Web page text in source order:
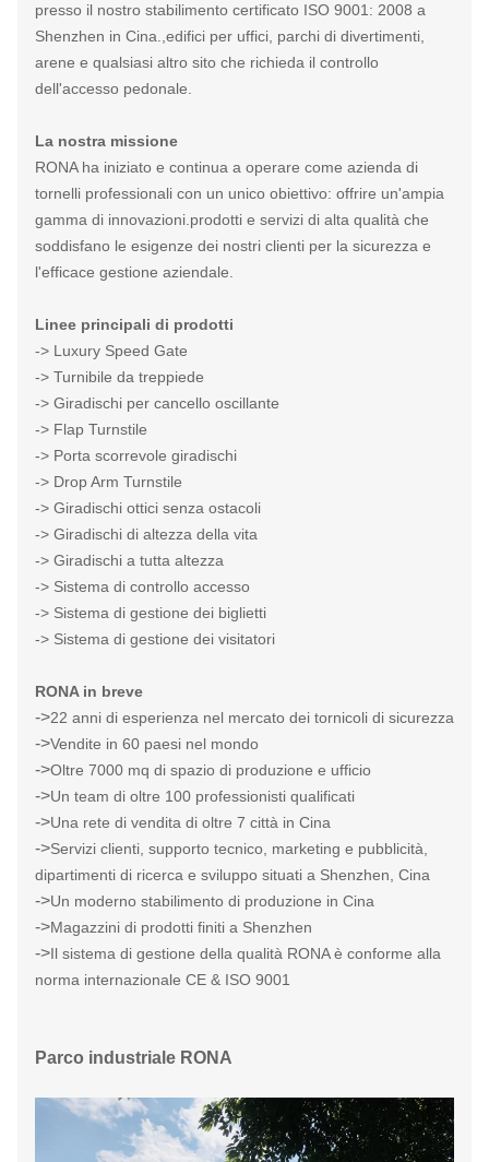
presso il nostro stabilimento certificato ISO 9001: 2008 a
Shenzhen in Cina.,edifici per uffici, parchi di divertimenti,
arene e qualsiasi altro sito che richieda il controllo
dell'accesso pedonale.
La nostra missione
RONA ha iniziato e continua a operare come azienda di
tornelli professionali con un unico obiettivo: offrire un'ampia
gamma di innovazioni.prodotti e servizi di alta qualità che
soddisfano le esigenze dei nostri clienti per la sicurezza e
l'efficace gestione aziendale.
Linee principali di prodotti
-> Luxury Speed Gate
-> Turnibile da treppiede
-> Giradischi per cancello oscillante
-> Flap Turnstile
-> Porta scorrevole giradischi
-> Drop Arm Turnstile
-> Giradischi ottici senza ostacoli
-> Giradischi di altezza della vita
-> Giradischi a tutta altezza
-> Sistema di controllo accesso
-> Sistema di gestione dei biglietti
-> Sistema di gestione dei visitatori
RONA in breve
->22 anni di esperienza nel mercato dei tornicoli di sicurezza
->Vendite in 60 paesi nel mondo
->Oltre 7000 mq di spazio di produzione e ufficio
->Un team di oltre 100 professionisti qualificati
->Una rete di vendita di oltre 7 città in Cina
->Servizi clienti, supporto tecnico, marketing e pubblicità,
dipartimenti di ricerca e sviluppo situati a Shenzhen, Cina
->Un moderno stabilimento di produzione in Cina
->Magazzini di prodotti finiti a Shenzhen
->Il sistema di gestione della qualità RONA è conforme alla
norma internazionale CE & ISO 9001
Parco industriale RONA